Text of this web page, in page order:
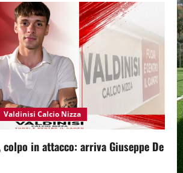
Valdinisi Calcio Nizza
in attacco: arriva Giuseppe De